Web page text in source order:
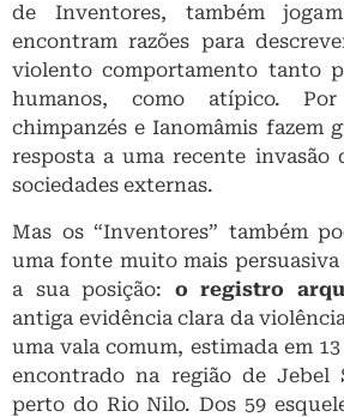
de Inventores, também
encontram razões para
violento comportamento tanto
humanos, como atípico.
chimpanzés e Ianomâmis fazem
resposta a uma recente
sociedades externas.
Mas os “Inventores” também
uma fonte muito mais
a sua posição: o registro
antiga evidência clara da
uma vala comum, estimada em
encontrado na região de Jebel
perto do Rio Nilo. Dos 59